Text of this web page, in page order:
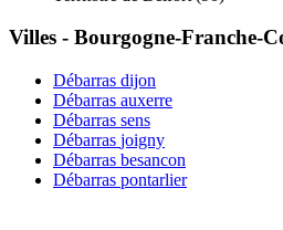
Villes - Bourgogne-Franche-
Débarras dijon
Débarras auxerre
Débarras sens
Débarras joigny
Débarras besancon
Débarras pontarlier